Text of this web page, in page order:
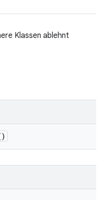
Klassen ablehnt